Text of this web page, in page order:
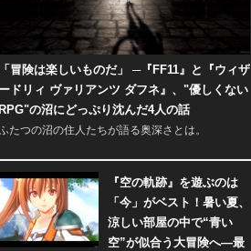
冒険は楽しいものだ」 ─『FF11』と『ウィザ
ドリィ ヴァリアンツ ダフネ』、"優しくない
の沼にどっぷり沈んだ4人の話
たつの沼の住人たちが語る奥深さとは。
『空の軌跡』を遊ぶのは
「今」がベスト！暑い夏、
涼しい部屋の中で“青い
空”が似合う大冒険へ―最